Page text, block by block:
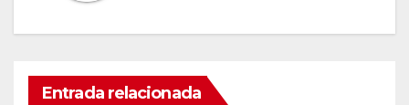
Entrada relacionada